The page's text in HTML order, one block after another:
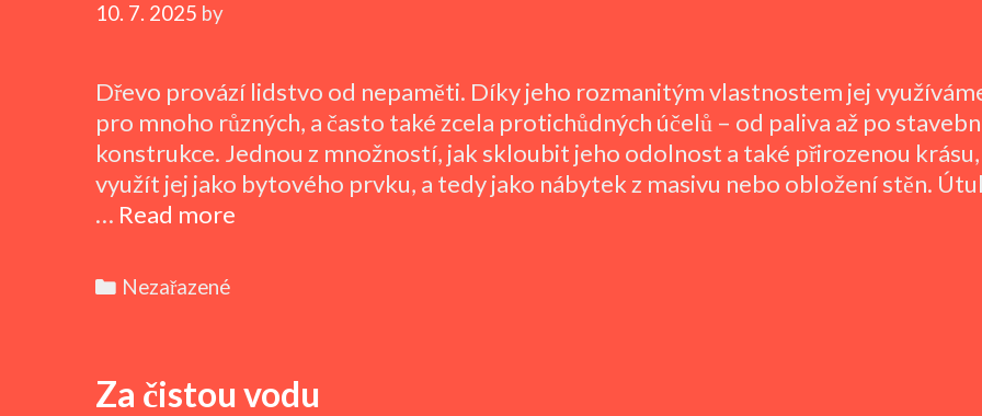
10. 7. 2025 by
Dřevo provází lidstvo od nepaměti. Díky jeho rozmanitým vlastnostem jej
pro mnoho různých, a často také zcela protichůdných účelů – od paliva až po
konstrukce. Jednou z množností, jak skloubit jeho odolnost a také přirozenou
využít jej jako bytového prvku, a tedy jako nábytek z masivu nebo obložení stěn.
… Read more
Categories
Nezařazené
Za čistou vodu